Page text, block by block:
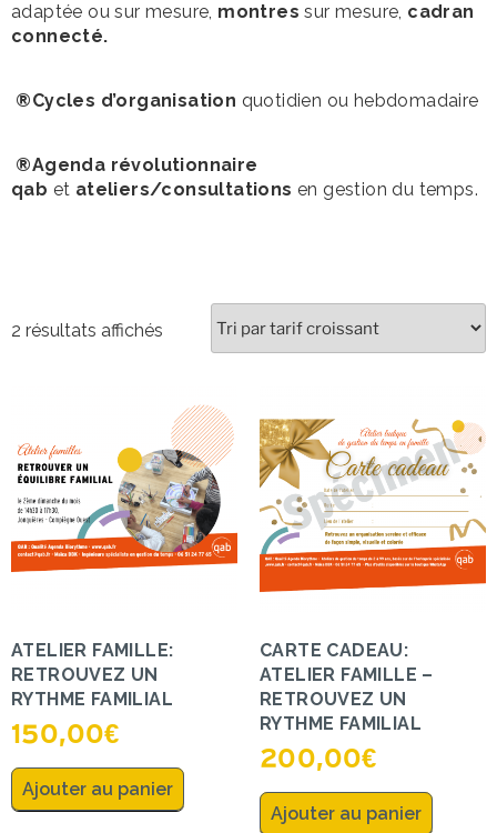
adaptée ou sur mesure, montressur mesure, cadran
connecté.
®Cycles d’organisation quotidien ou hebdomadaire
®Agenda révolutionnaire
qab et ateliers/consultations en gestion du temps.
2 résultats affichés
ATELIER FAMILLE:
RETROUVEZ UN
RYTHME FAMILIAL
150,00€
Ajouter au panier
CARTE CADEAU:
ATELIER FAMILLE –
RETROUVEZ UN
RYTHME FAMILIAL
200,00€
Ajouter au panier